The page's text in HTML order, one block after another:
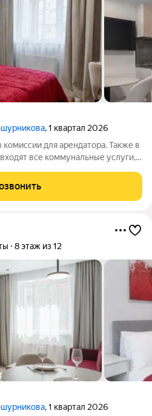
, 1 квартал 2026
для арендатора. Также в
все коммунальные услуги,
на Кошурникова».
8 этаж из 12
, 1 квартал 2026